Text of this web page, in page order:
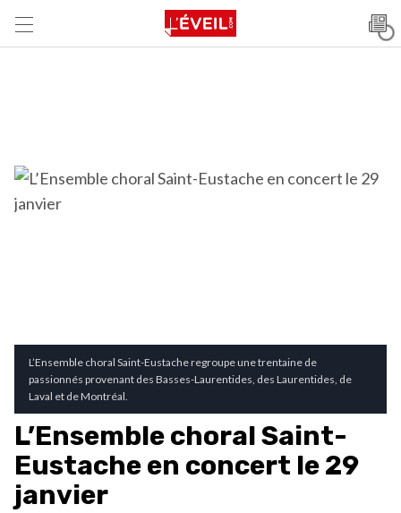
L’Ensemble choral Saint-Eustache regroupe une trentaine de
passionnés provenant des Basses-Laurentides, des Laurentides, de
Laval et de Montréal.
L’Ensemble choral Saint-
Eustache en concert le 29
janvier